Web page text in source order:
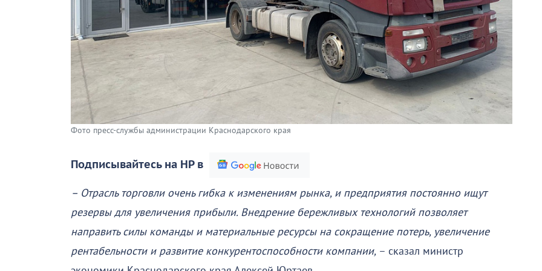
Фото пресс-службы администрации Краснодарского края
Подписывайтесь на НР в
– Отрасль торговли очень гибка к изменениям рынка, и предприятия постоянно ищут
резервы для увеличения прибыли. Внедрение бережливых технологий позволяет
направить силы команды и материальные ресурсы на сокращение потерь, увеличение
рентабельности и развитие конкурентоспособности компании, – сказал министр